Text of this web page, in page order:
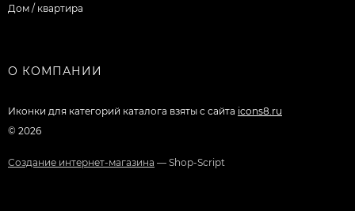
Дом / квартира
О КОМПАНИИ
Иконки для категорий каталога взяты с сайта icons8.ru
© 2026
Создание интернет-магазина — Shop-Script